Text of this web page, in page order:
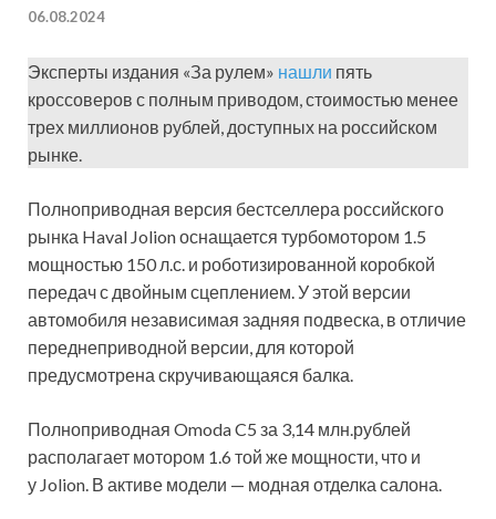
06.08.2024
Эксперты издания «За рулем» нашли пять
кроссоверов с полным приводом, стоимостью менее
трех миллионов рублей, доступных на российском
рынке.
Полноприводная версия бестселлера российского
рынка Haval Jolion оснащается турбомотором 1.5
мощностью 150 л.с. и роботизированной коробкой
передач с двойным сцеплением. У этой версии
автомобиля независимая задняя подвеска, в отличие
переднеприводной версии, для которой
предусмотрена скручивающаяся балка.
Полноприводная Omoda C5 за 3,14 млн.рублей
располагает мотором 1.6 той же мощности, что и
у Jolion. В активе модели — модная отделка салона.